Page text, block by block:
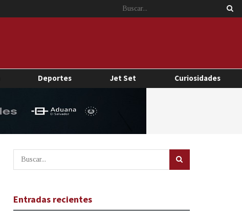
Deportes Jet Set Curiosidades
Entradas recientes